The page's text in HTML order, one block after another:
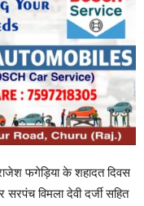
फगेड़िया के शहादत दिवस
विमला देवी दर्जी सहित